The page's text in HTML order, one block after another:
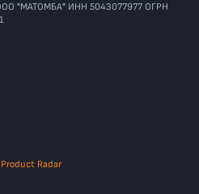
"МАТОМБА" ИНН 5043077977 ОГРН